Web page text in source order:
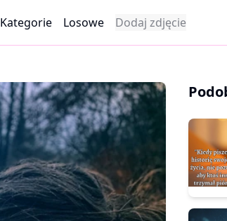
Kategorie Losowe Dodaj zdjęcie